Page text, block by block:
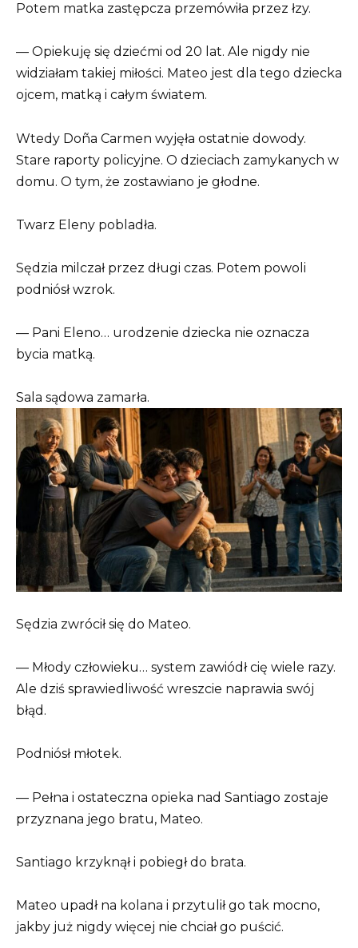
Potem matka zastępcza przemówiła przez łzy.
— Opiekuję się dziećmi od 20 lat. Ale nigdy nie
widziałam takiej miłości. Mateo jest dla tego dziecka
ojcem, matką i całym światem.
Wtedy Doña Carmen wyjęła ostatnie dowody.
Stare raporty policyjne. O dzieciach zamykanych w
domu. O tym, że zostawiano je głodne.
Twarz Eleny pobladła.
Sędzia milczał przez długi czas. Potem powoli
podniósł wzrok.
— Pani Eleno… urodzenie dziecka nie oznacza
bycia matką.
Sala sądowa zamarła.
Sędzia zwrócił się do Mateo.
— Młody człowieku… system zawiódł cię wiele razy.
Ale dziś sprawiedliwość wreszcie naprawia swój
błąd.
Podniósł młotek.
— Pełna i ostateczna opieka nad Santiago zostaje
przyznana jego bratu, Mateo.
Santiago krzyknął i pobiegł do brata.
Mateo upadł na kolana i przytulił go tak mocno,
jakby już nigdy więcej nie chciał go puścić.